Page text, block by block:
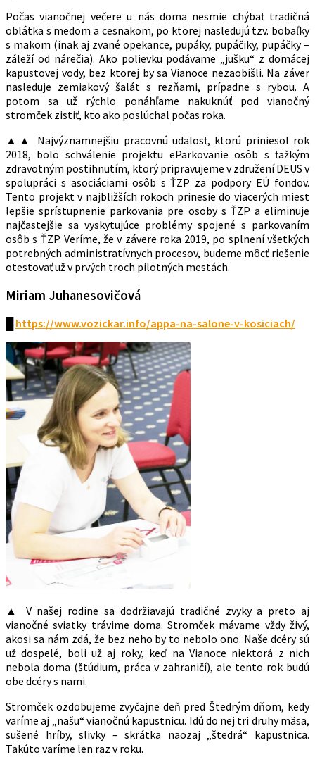
Počas vianočnej večere u nás doma nesmie chýbať tradičná
oblátka s medom a cesnakom, po ktorej nasledujú tzv. bobaľky
s makom (inak aj zvané opekance, pupáky, pupáčiky, pupáčky –
záleží od nárečia). Ako polievku podávame „jušku“ z domácej
kapustovej vody, bez ktorej by sa Vianoce nezaobišli. Na záver
nasleduje zemiakový šalát s rezňami, prípadne s rybou. A
potom sa už rýchlo ponáhľame nakuknúť pod vianočný
stromček zistiť, kto ako poslúchal počas roka.
▲▲ Najvýznamnejšiu pracovnú udalosť, ktorú priniesol rok
2018, bolo schválenie projektu eParkovanie osôb s ťažkým
zdravotným postihnutím, ktorý pripravujeme v združení DEUS v
spolupráci s asociáciami osôb s ŤZP za podpory EÚ fondov.
Tento projekt v najbližších rokoch prinesie do viacerých miest
lepšie sprístupnenie parkovania pre osoby s ŤZP a eliminuje
najčastejšie sa vyskytujúce problémy spojené s parkovaním
osôb s ŤZP. Veríme, že v závere roka 2019, po splnení všetkých
potrebných administratívnych procesov, budeme môcť riešenie
otestovať už v prvých troch pilotných mestách.
Miriam Juhanesovičová
https://www.vozickar.info/appa-na-salone-v-kosiciach/
▲ V našej rodine sa dodržiavajú tradičné zvyky a preto aj
vianočné sviatky trávime doma. Stromček mávame vždy živý,
akosi sa nám zdá, že bez neho by to nebolo ono. Naše dcéry sú
už dospelé, boli už aj roky, keď na Vianoce niektorá z nich
nebola doma (štúdium, práca v zahraničí), ale tento rok budú
obe dcéry s nami.
Stromček ozdobujeme zvyčajne deň pred Štedrým dňom, kedy
varíme aj „našu“ vianočnú kapustnicu. Idú do nej tri druhy mäsa,
sušené hríby, slivky – skrátka naozaj „štedrá“ kapustnica.
Takúto varíme len raz v roku.